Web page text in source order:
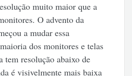
muito maior que a
O advento da
a mudar essa
dos monitores e telas
tem resolução abaixo de
é visivelmente mais baixa